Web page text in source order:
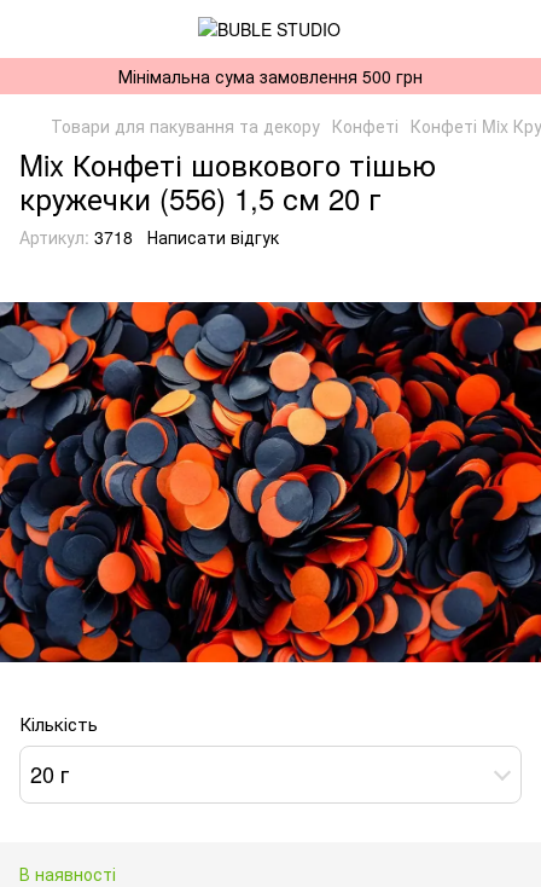
Мінімальна сума замовлення 500 грн
Товари для пакування та декору Конфеті Конфеті Mix
Mix Конфеті шовкового тішью
кружечки (556) 1,5 см 20 г
Артикул: 3718 Написати відгук
Кількість
20 г
В наявності